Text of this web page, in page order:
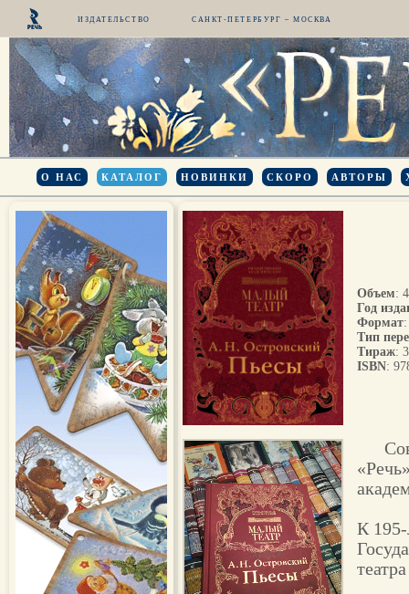
ИЗДАТЕЛЬСТВО САНКТ-ПЕТЕРБУРГ – МОСКВА
О НАС КАТАЛОГ НОВИНКИ СКОРО АВТОРЫ
Объем:
Год
Формат
Тип
Тираж:
ISBN:
К